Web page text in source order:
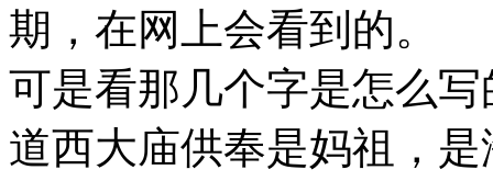
期，在网上会看到的。
可是看那几个字是怎么
道西大庙供奉是妈祖，